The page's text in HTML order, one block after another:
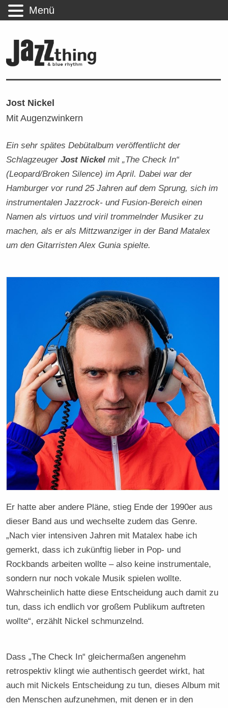
Jost Nickel
Mit Augenzwinkern
Ein sehr spätes Debütalbum veröffentlicht der
SchlagzeugerJost Nickel mit „The Check In“
(Leopard/Broken Silence) im April. Dabei war der
Hamburger vor rund 25 Jahren auf dem Sprung, sich im
instrumentalen Jazzrock- und Fusion-Bereich einen
Namen als virtuos und viril trommelnder Musiker zu
machen, als er als Mittzwanziger in der Band Matalex
um den Gitarristen Alex Gunia spielte.
Er hatte aber andere Pläne, stieg Ende der 1990er aus
dieser Band aus und wechselte zudem das Genre.
„Nach vier intensiven Jahren mit Matalex habe ich
gemerkt, dass ich zukünftig lieber in Pop- und
Rockbands arbeiten wollte – also keine instrumentale,
sondern nur noch vokale Musik spielen wollte.
Wahrscheinlich hatte diese Entscheidung auch damit zu
tun, dass ich endlich vor großem Publikum auftreten
wollte“, erzählt Nickel schmunzelnd.
Dass „The Check In“ gleichermaßen angenehm
retrospektiv klingt wie authentisch geerdet wirkt, hat
auch mit Nickels Entscheidung zu tun, dieses Album mit
den Menschen aufzunehmen, mit denen er in den
Menü